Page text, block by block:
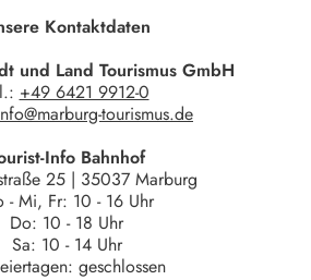
Kontaktdaten
und Land Tourismus GmbH
+49 6421 9912-0
tourismus.de
Info Bahnhof
25 | 35037 Marburg
- Mi, Fr: 10 - 16 Uhr
Do: 10 - 18 Uhr
Sa: 10 - 14 Uhr
geschlossen